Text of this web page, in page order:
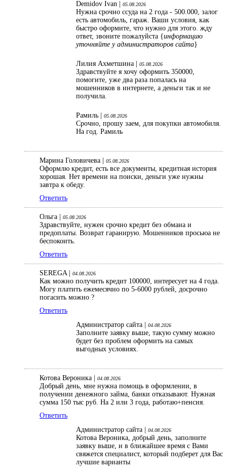
Demidov Ivan | 05.08.2026
Нужна срочно ссуда на 2 года - 500.000, залог
есть автомобиль, гараж. Ваши условия, как
быстро оформите, что нужно для этого. жду
ответ, звоните пожалуйста {информацию
уточняйте у администраторов сайта}
Лилия Ахметшина | 05.08.2026
Здравствуйте я хочу оформить 350000,
помогите, уже два раза попалась на
мошенников в интернете, а деньги так и не
получила.
Рамиль | 05.08.2026
Срочно, прошу заем, для покупки автомобиля.
На год. Рамиль
Марина Головичева | 05.08.2026
Оформлю кредит, есть все документы, кредитная история
хорошая. Нет времени на поиски, деньги уже нужны
завтра к обеду.
Ответить
Ольга | 05.08.2026
Здравствуйте, нужен срочно кредит без обмана и
предоплаты. Возврат гаранирую. Мошенников просьюа не
беспокоить.
Ответить
SEREGA | 04.08.2026
Как можно получить кредит 100000, интересует на 4 года.
Могу платить ежемесячно по 5-6000 рублей, досрочно
погасить можно ?
Ответить
Администратор сайта |
04.08.2026
Заполните заявку выше, такую сумму можно
будет без проблем оформить на самых
выгодных условиях.
Котова Вероника | 04.08.2026
Добрый день, мне нужна помощь в оформлении, в
получении денежного займа, банки отказывают. Нужная
сумма 150 тыс руб. На 2 или 3 года, работаю+пенсия.
Ответить
Администратор сайта |
04.08.2026
Котова Вероника, добрый день, заполните
заявку выше, и в ближайшее время с Вами
свяжется специалист, который подберет для Вас
лучшие варианты